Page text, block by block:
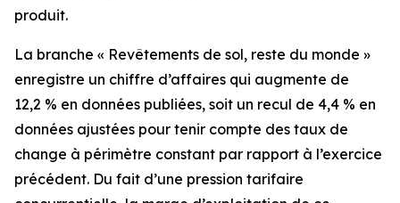
produit.
La branche « Revêtements de sol, reste du monde »
enregistre un chiffre d’affaires qui augmente de
12,2 % en données publiées, soit un recul de 4,4 % en
données ajustées pour tenir compte des taux de
change à périmètre constant par rapport à l’exercice
précédent. Du fait d’une pression tarifaire